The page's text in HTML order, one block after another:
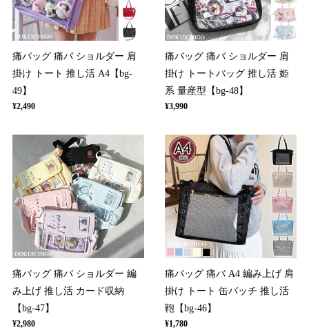
痛バッグ 痛バ ショルダー 肩
掛け トート 推し活 A4【bg-
49】
¥2,490
痛バッグ 痛バ ショルダー 肩
掛け トートバッグ 推し活 姫
系 量産型【bg-48】
¥3,990
痛バッグ 痛バ ショルダー 編
み上げ 推し活 カード収納
【bg-47】
¥2,980
痛バッグ 痛バ A4 編み上げ 肩
掛け トート 缶バッチ 推し活
鞄【bg-46】
¥1,780